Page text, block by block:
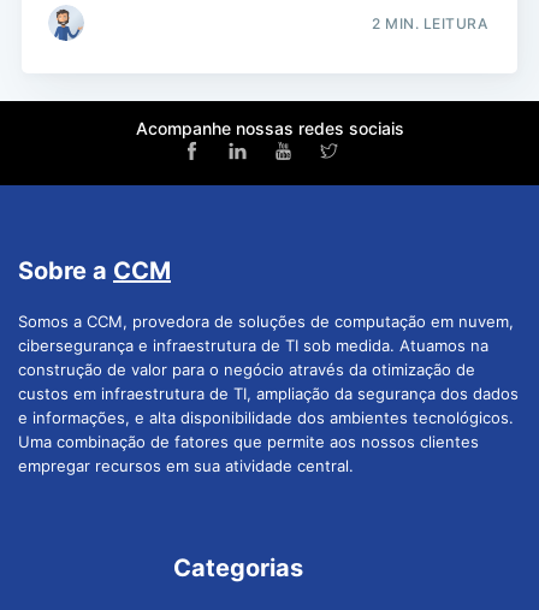
2 MIN. LEITURA
Acompanhe nossas redes sociais
Sobre a CCM
Somos a CCM, provedora de soluções de computação em nuvem,
cibersegurança e infraestrutura de TI sob medida. Atuamos na
construção de valor para o negócio através da otimização de
custos em infraestrutura de TI, ampliação da segurança dos dados
e informações, e alta disponibilidade dos ambientes tecnológicos.
Uma combinação de fatores que permite aos nossos clientes
empregar recursos em sua atividade central.
Categorias